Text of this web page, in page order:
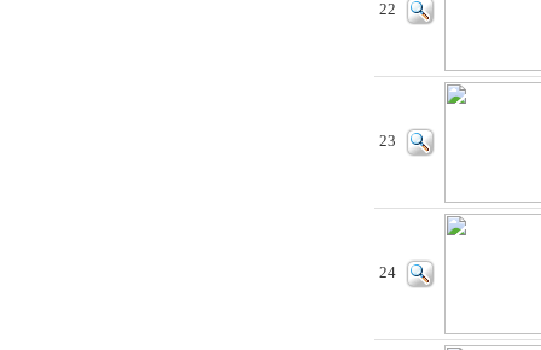
22
23
24